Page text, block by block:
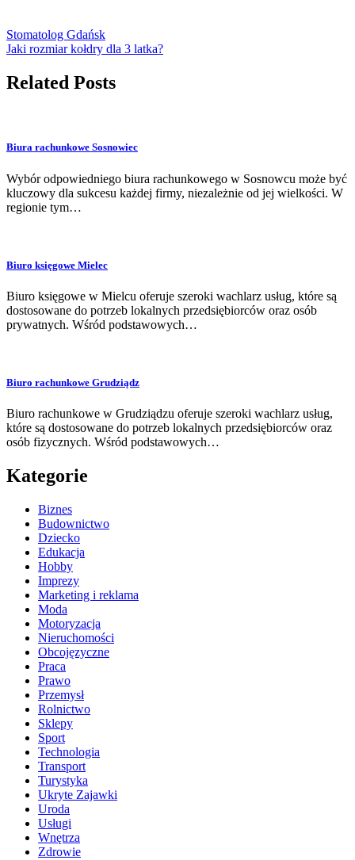
Stomatolog Gdańsk
Jaki rozmiar kołdry dla 3 latka?
Related Posts
Biura rachunkowe Sosnowiec
Wybór odpowiedniego biura rachunkowego w Sosnowcu może być
kluczowy dla sukcesu każdej firmy, niezależnie od jej wielkości. W
regionie tym…
Biuro księgowe Mielec
Biuro księgowe w Mielcu oferuje szeroki wachlarz usług, które są
dostosowane do potrzeb lokalnych przedsiębiorców oraz osób
prywatnych. Wśród podstawowych…
Biuro rachunkowe Grudziądz
Biuro rachunkowe w Grudziądzu oferuje szeroki wachlarz usług,
które są dostosowane do potrzeb lokalnych przedsiębiorców oraz
osób fizycznych. Wśród podstawowych…
Kategorie
Biznes
Budownictwo
Dziecko
Edukacja
Hobby
Imprezy
Marketing i reklama
Moda
Motoryzacja
Nieruchomości
Obcojęzyczne
Praca
Prawo
Przemysł
Rolnictwo
Sklepy
Sport
Technologia
Transport
Turystyka
Ukryte Zajawki
Uroda
Usługi
Wnętrza
Zdrowie